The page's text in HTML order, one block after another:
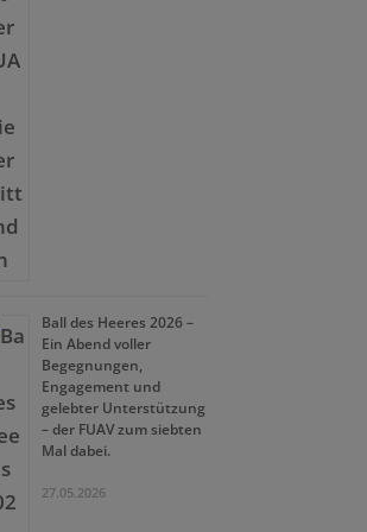
Ball des Heeres 2026 –
Ein Abend voller
Begegnungen,
Engagement und
gelebter Unterstützung
– der FUAV zum siebten
Mal dabei.
27.05.2026